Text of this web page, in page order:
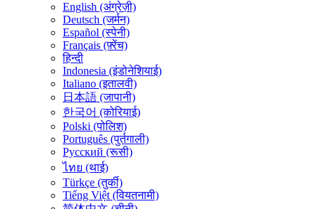
English (अंग्रेज़ी)
Deutsch (जर्मन)
Español (स्पेनी)
Français (फ़्रेंच)
हिन्दी
Indonesia (इंडोनेशियाई)
Italiano (इतालवी)
日本語 (जापानी)
한국어 (कोरियाई)
Polski (पोलिश)
Português (पुर्तगाली)
Русский (रूसी)
ไทย (थाई)
Türkçe (तुर्की)
Tiếng Việt (वियतनामी)